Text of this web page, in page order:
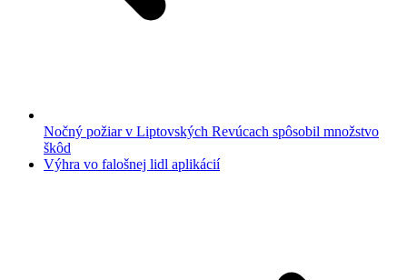
Nočný požiar v Liptovských Revúcach spôsobil množstvo
škôd
Výhra vo falošnej lidl aplikácií